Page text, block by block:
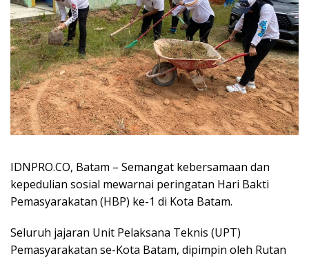
IDNPRO.CO, Batam – Semangat kebersamaan dan
kepedulian sosial mewarnai peringatan Hari Bakti
Pemasyarakatan (HBP) ke-1 di Kota Batam.
Seluruh jajaran Unit Pelaksana Teknis (UPT)
Pemasyarakatan se-Kota Batam, dipimpin oleh Rutan